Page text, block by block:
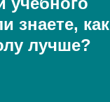
знаете, как
лучше?